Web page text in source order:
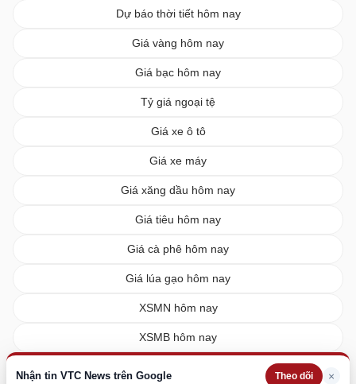
Nhận tin VTC News trên Google Theo dõi ×
Dự báo thời tiết hôm nay
Giá vàng hôm nay
Giá bạc hôm nay
Tỷ giá ngoại tệ
Giá xe ô tô
Giá xe máy
Giá xăng dầu hôm nay
Giá tiêu hôm nay
Giá cà phê hôm nay
Giá lúa gạo hôm nay
XSMN hôm nay
XSMB hôm nay